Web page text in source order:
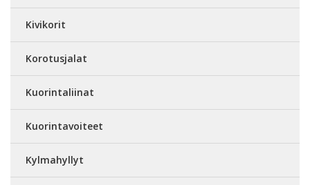
Kivikorit
Korotusjalat
Kuorintaliinat
Kuorintavoiteet
Kylmahyllyt